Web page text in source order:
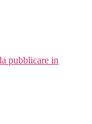
pubblicare in